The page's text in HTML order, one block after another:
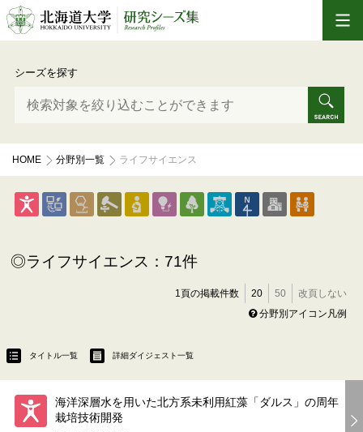
シーズを探す
HOME 分野別一覧 ライフサイエンス
ライフサイエンス：71件
1頁の掲載件数 20 50
改頁しない
分野別アイコン凡例
タイトル一覧 詳細ダイジェスト一覧
海洋深層水を用いた北方系未利用紅藻「ダルス」の周年
栽培技術開発